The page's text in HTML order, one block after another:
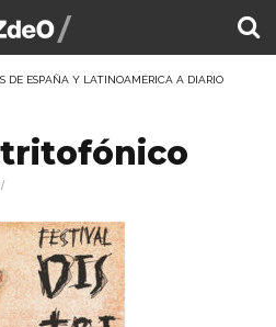
DE ESPAÑA Y LATINOAMÉRICA A DIARIO